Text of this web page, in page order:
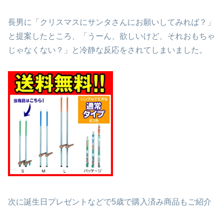
長男に「クリスマスにサンタさんにお願いしてみれば？」
と提案したところ、「うーん、欲しいけど、それおもちゃ
じゃなくない？」と冷静な反応をされてしまいました。
次に誕生日プレゼントなどで5歳で購入済み商品もご紹介